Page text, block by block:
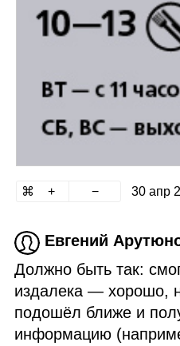
30 апр
Евгений
Должно быть так:
издалека — хорошо,
подошёл ближе и
информацию